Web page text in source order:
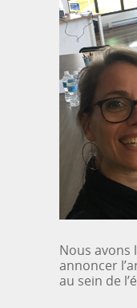
Nous avons
annoncer
au sein de